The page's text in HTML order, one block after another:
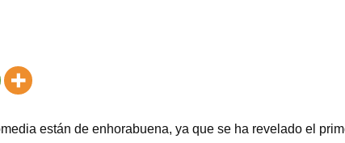
están de enhorabuena, ya que se ha revelado el